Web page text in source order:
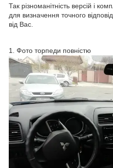
Так різноманітність версій і
для визначення точного
від Вас.
1. Фото торпеди повністю